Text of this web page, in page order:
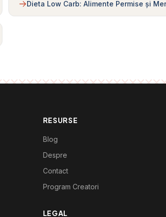
Dieta Low Carb: Alimente Permise și
RESURSE
Blog
Despre
Contact
Program Creatori
LEGAL